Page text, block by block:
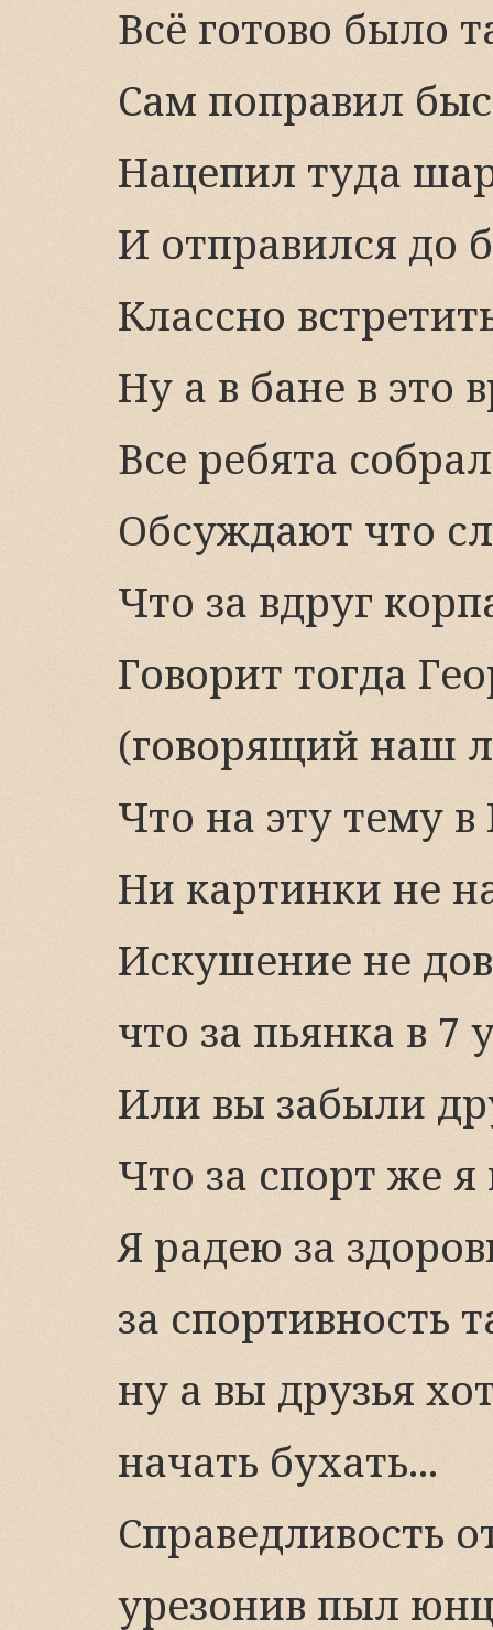
Всё готово было
Сам поправил
Нацепил туда
И отправился до
Классно
Ну а в бане в это
Все ребята
Обсуждают что
Что за вдруг
Говорит тогда
(говорящий наш
Что на эту тему
Ни картинки не
Искушение не
что за пьянка в 7
Или вы забыли
Что за спорт же я
Я радею за
за спортивность
ну а вы друзья
начать бухать...
Справедливость
урезонив пыл